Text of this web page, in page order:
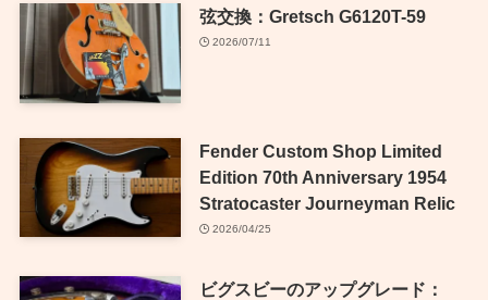
弦交換：Gretsch G6120T-59
2026/07/11
Fender Custom Shop Limited
Edition 70th Anniversary 1954
Stratocaster Journeyman Relic
2026/04/25
ビグスビーのアップグレード：